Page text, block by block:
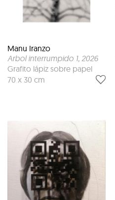
Manu Iranzo
Arbol interrumpido 1, 2026
Grafito lápiz sobre papel
70 x 30 cm